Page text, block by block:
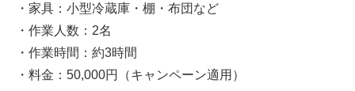
・家具：小型冷蔵庫・棚・布団など
・作業人数：2名
・作業時間：約3時間
・料金：50,000円（キャンペーン適用）